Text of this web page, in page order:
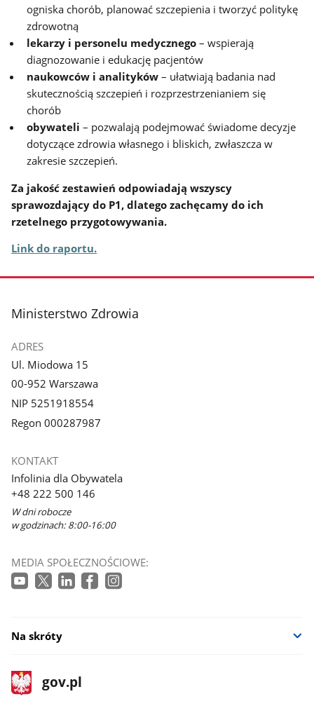
ogniska chorób, planować szczepienia i tworzyć politykę
zdrowotną
lekarzy i personelu medycznego – wspierają
diagnozowanie i edukację pacjentów
naukowców i analityków– ułatwiają badania nad
skutecznością szczepień i rozprzestrzenianiem się
chorób
obywateli – pozwalają podejmować świadome decyzje
dotyczące zdrowia własnego i bliskich, zwłaszcza w
zakresie szczepień.
Za jakość zestawień odpowiadają wszyscy
sprawozdający do P1, dlatego zachęcamy do ich
rzetelnego przygotowywania.
Link do raportu.
stopka
Ministerstwo Zdrowia
ADRES
Ul. Miodowa 15
00-952 Warszawa
NIP 5251918554
Regon 000287987
KONTAKT
Infolinia dla Obywatela
+48 222 500 146
W dni robocze
w godzinach: 8:00-16:00
MEDIA SPOŁECZNOŚCIOWE:
Na skróty
stopka
gov.pl
Strona
gov.pl